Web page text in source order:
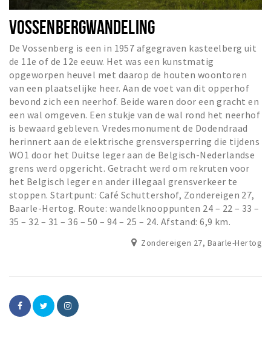
VOSSENBERGWANDELING
De Vossenberg is een in 1957 afgegraven kasteelberg uit
de 11e of de 12e eeuw. Het was een kunstmatig
opgeworpen heuvel met daarop de houten woontoren
van een plaatselijke heer. Aan de voet van dit opperhof
bevond zich een neerhof. Beide waren door een gracht en
een wal omgeven. Een stukje van de wal rond het neerhof
is bewaard gebleven. Vredesmonument de Dodendraad
herinnert aan de elektrische grensversperring die tijdens
WO1 door het Duitse leger aan de Belgisch-Nederlandse
grens werd opgericht. Getracht werd om rekruten voor
het Belgisch leger en ander illegaal grensverkeer te
stoppen. Startpunt: Café Schuttershof, Zondereigen 27,
Baarle-Hertog. Route: wandelknooppunten 24 – 22 – 33 –
35 – 32 – 31 – 36 – 50 – 94 – 25 – 24. Afstand: 6,9 km.
Zondereigen 27, Baarle-Hertog